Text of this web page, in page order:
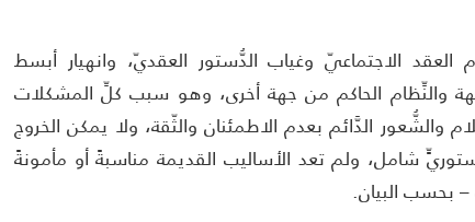
الاجتماعيّ وغياب الدُّستور العقديّ، وانهيار أبسط
والنِّظام الحاكم من جهة أخرى، وهو سبب كلِّ المشكلات
والشُّعور الدَّائم بعدم الاطمئنان والثّقة، ولا يمكن الخروج
شامل، ولم تعد الأساليب القديمة مناسبةً أو مأمونةً
– بحسب البيان.